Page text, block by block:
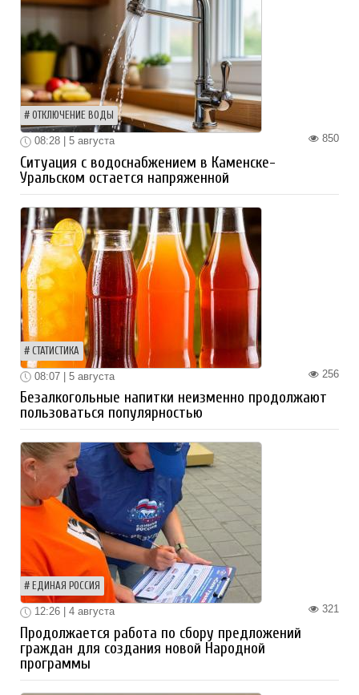
ОТКЛЮЧЕНИЕ ВОДЫ
850
08:28 | 5 августа
Ситуация с водоснабжением в Каменске-
Уральском остается напряженной
СТАТИСТИКА
256
08:07 | 5 августа
Безалкогольные напитки неизменно продолжают
пользоваться популярностью
ЕДИНАЯ РОССИЯ
321
12:26 | 4 августа
Продолжается работа по сбору предложений
граждан для создания новой Народной
программы